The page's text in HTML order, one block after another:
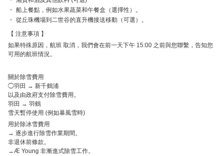
船上餐點，例如水果蔬菜和午餐盒（選擇性）。
從丘珠機場到二世谷的直升機接送移動（可選）。
注意事項
如果特殊原因，航班 取消，我們會在前一天下午 15:00 之前與您聯繫，告知您
可用的航班情況。
關於除雪費用
◯羽田 → 新千鶴浦
以及由政府支付除雪費用。
羽田 → 羽鶴
雪天暫停使用 (例如暴風雪時)
用於除冰雪費用
→ 逐步進行除雪作業期間。
非退休前條款。
→Æ Young 非漸進式除雪工作。